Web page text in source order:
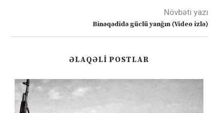
Növbəti yazı
Binəqədidə güclü yanğın (Video izlə)
ƏLAQƏLI POSTLAR